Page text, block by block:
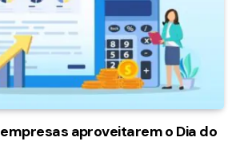
aproveitarem o Dia do